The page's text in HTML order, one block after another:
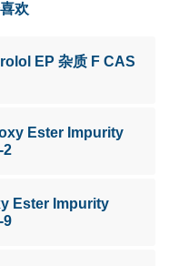
欢
EP 杂质 F CAS
Ester Impurity
2
Ester Impurity
9